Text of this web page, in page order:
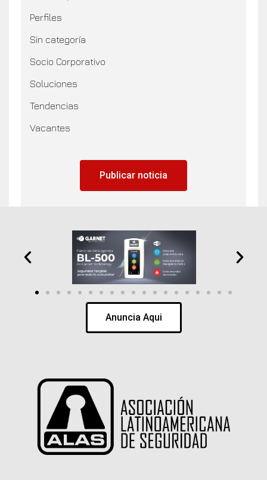
Perfiles
Sin categoría
Socio Corporativo
Soluciones
Tendencias
Vacantes
Publicar noticia
Anuncia Aqui